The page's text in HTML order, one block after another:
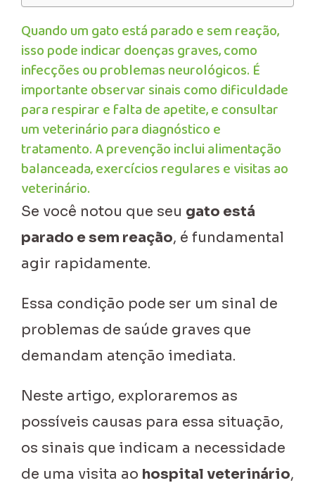
Quando um gato está parado e sem reação,
isso pode indicar doenças graves, como
infecções ou problemas neurológicos. É
importante observar sinais como dificuldade
para respirar e falta de apetite, e consultar
um veterinário para diagnóstico e
tratamento. A prevenção inclui alimentação
balanceada, exercícios regulares e visitas ao
veterinário.
Se você notou que seu gato está
parado e sem reação, é fundamental
agir rapidamente.
Essa condição pode ser um sinal de
problemas de saúde graves que
demandam atenção imediata.
Neste artigo, exploraremos as
possíveis causas para essa situação,
os sinais que indicam a necessidade
de uma visita ao hospital veterinário,